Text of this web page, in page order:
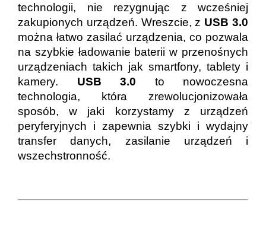
technologii, nie rezygnując z wcześniej
zakupionych urządzeń. Wreszcie, z USB 3.0
można łatwo zasilać urządzenia, co pozwala
na szybkie ładowanie baterii w przenośnych
urządzeniach takich jak smartfony, tablety i
kamery. USB 3.0 to nowoczesna
technologia, która zrewolucjonizowała
sposób, w jaki korzystamy z urządzeń
peryferyjnych i zapewnia szybki i wydajny
transfer danych, zasilanie urządzeń i
wszechstronność.